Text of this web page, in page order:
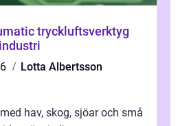
Lotta Albertsson
hav, skog, sjöar och små